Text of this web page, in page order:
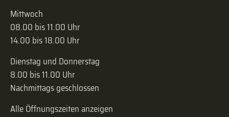
Mittwoch
08.00 bis 11.00 Uhr
14.00 bis 18.00 Uhr
Dienstag und Donnerstag
8.00 bis 11.00 Uhr
Nachmittags geschlossen
Alle Öffnungszeiten anzeigen